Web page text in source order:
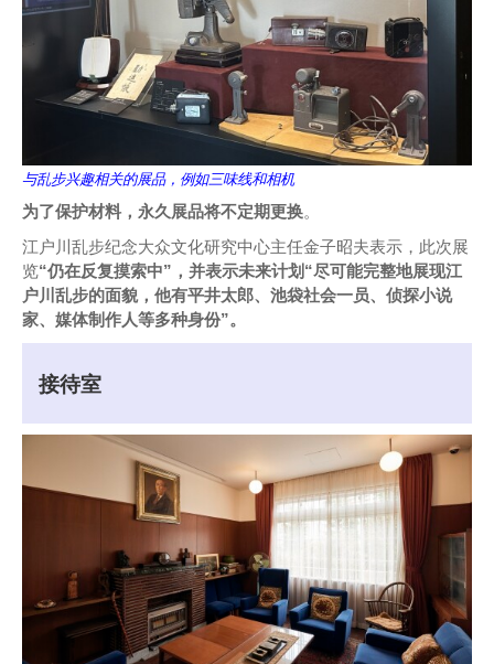
与乱步兴趣相关的展品，例如三味线和相机
为了保护材料，永久展品将不定期更换。
江户川乱步纪念大众文化研究中心主任金子昭夫表示，此次展
览“仍在反复摸索中”，并表示未来计划“尽可能完整地展现江
户川乱步的面貌，他有平井太郎、池袋社会一员、侦探小说
家、媒体制作人等多种身份”。
接待室